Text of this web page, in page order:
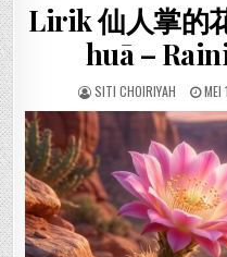
Lirik 仙人掌的
huā –
SITI CHOIRIYAH MEI